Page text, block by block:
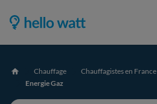
Accueil Chauffage Chauffagistes en France
Energie Gaz